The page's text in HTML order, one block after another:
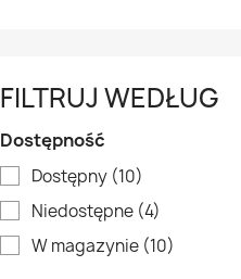
FILTRUJ WEDŁUG
Dostępność
Dostępny (10)
Niedostępne (4)
W magazynie (10)